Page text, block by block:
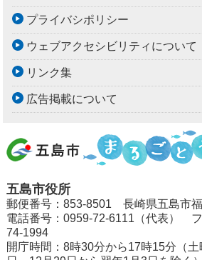
プライバシポリシー
ウェブアクセシビリティについて
リンク集
広告掲載について
五島市役所
郵便番号：853-8501 長崎県五島市
電話番号：0959-72-6111（代表）
74-1994
開庁時間：8時30分から17時15分（